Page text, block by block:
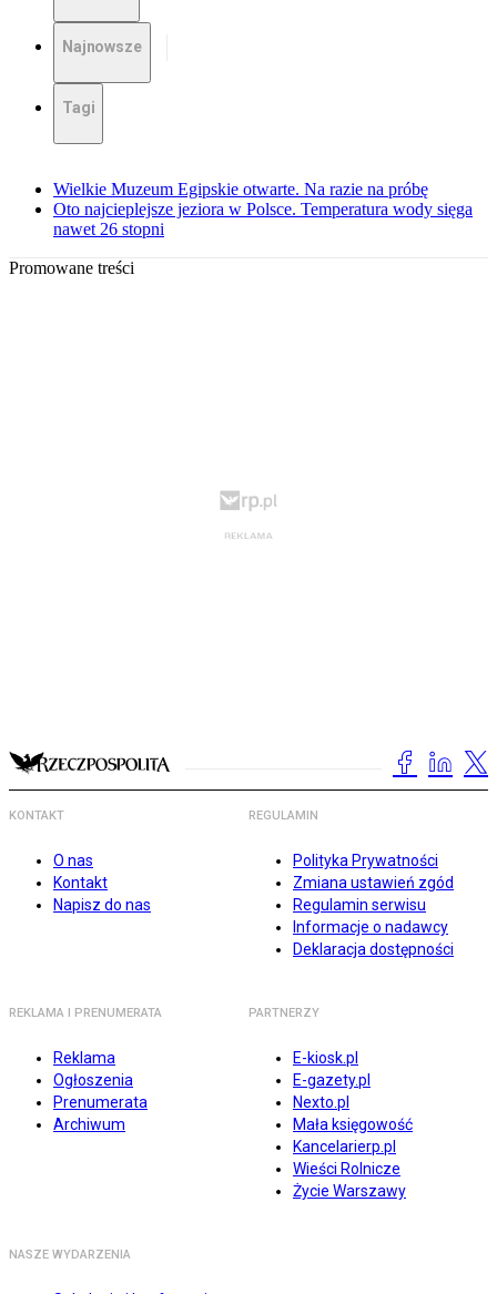
Najnowsze
Tagi
Wielkie Muzeum Egipskie otwarte. Na razie na próbę
Oto najcieplejsze jeziora w Polsce. Temperatura wody sięga
nawet 26 stopni
Promowane treści
KONTAKT
O nas
Kontakt
Napisz do nas
REGULAMIN
Polityka Prywatności
Zmiana ustawień zgód
Regulamin serwisu
Informacje o nadawcy
Deklaracja dostępności
REKLAMA I PRENUMERATA
Reklama
Ogłoszenia
Prenumerata
Archiwum
PARTNERZY
E-kiosk.pl
E-gazety.pl
Nexto.pl
Mała księgowość
Kancelarierp.pl
Wieści Rolnicze
Życie Warszawy
NASZE WYDARZENIA